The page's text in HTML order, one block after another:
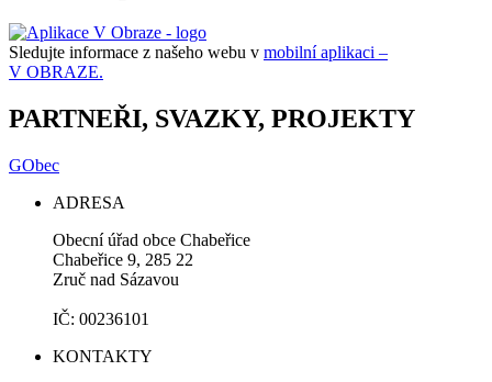
Sledujte informace z našeho webu v mobilní aplikaci –
V OBRAZE.
PARTNEŘI, SVAZKY, PROJEKTY
GObec
ADRESA
Obecní úřad obce Chabeřice
Chabeřice 9, 285 22
Zruč nad Sázavou
IČ: 00236101
KONTAKTY